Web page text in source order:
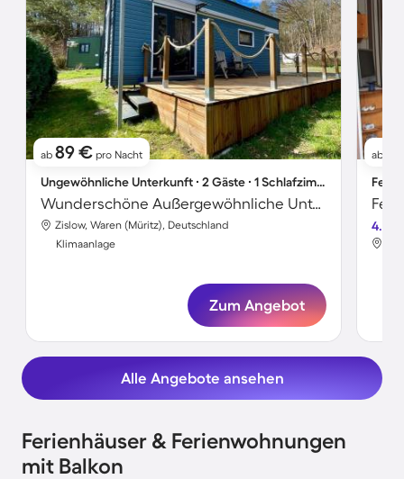
ab 89 € pro Nacht
Ungewöhnliche Unterkunft ∙ 2 Gäste ∙ 1 Schlafzimmer
Wunderschöne Außergewöhnliche Unterkunft mit Grill und Terrasse | Haustiere sind willkommen
Zislow, Waren (Müritz), Deutschland
Klimaanlage
Zum Angebot
ab
4.8
Alle Angebote ansehen
Ferienhäuser & Ferienwohnungen
mit Balkon